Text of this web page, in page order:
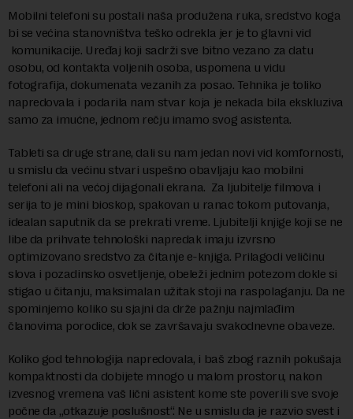
Mobilni telefoni su postali naša produžena ruka, sredstvo koga
bi se većina stanovništva teško odrekla jer je to glavni vid
komunikacije. Uređaj koji sadrži sve bitno vezano za datu
osobu, od kontakta voljenih osoba, uspomena u vidu
fotografija, dokumenata vezanih za posao. Tehnika je toliko
napredovala i podarila nam stvar koja je nekada bila ekskluziva
samo za imućne, jednom rečju imamo svog asistenta.
Tableti sa druge strane, dali su nam jedan novi vid komfornosti,
u smislu da većinu stvari uspešno obavljaju kao mobilni
telefoni ali na većoj dijagonali ekrana. Za ljubitelje filmova i
serija to je mini bioskop, spakovan u ranac tokom putovanja,
idealan saputnik da se prekrati vreme. Ljubitelji knjige koji se ne
libe da prihvate tehnološki napredak imaju izvrsno
optimizovano sredstvo za čitanje e-knjiga. Prilagodi veličinu
slova i pozadinsko osvetljenje, obeleži jednim potezom dokle si
stigao u čitanju, maksimalan užitak stoji na raspolaganju. Da ne
spominjemo koliko su sjajni da drže pažnju najmlađim
članovima porodice, dok se završavaju svakodnevne obaveze.
Koliko god tehnologija napredovala, i baš zbog raznih pokušaja
kompaktnosti da dobijete mnogo u malom prostoru, nakon
izvesnog vremena vaš lični asistent kome ste poverili sve svoje
počne da „otkazuje poslušnost“. Ne u smislu da je razvio svest i